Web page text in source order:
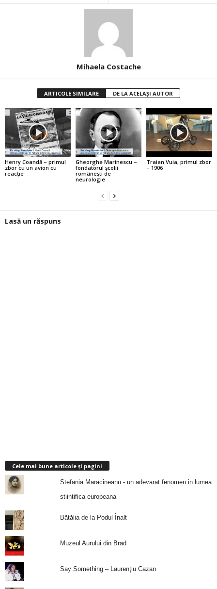
Mihaela Costache
ARTICOLE SIMILARE DE LA ACELAȘI AUTOR
Henry Coandă – primul
zbor cu un avion cu
reacţie
Gheorghe Marinescu –
fondatorul şcolii
româneşti de
neurologie
Traian Vuia, primul zbor
– 1906
Lasă un răspuns
Cele mai bune articole și pagini
Stefania Maracineanu - un adevarat fenomen in lumea
stiintifica europeana
Bătălia de la Podul Înalt
Muzeul Aurului din Brad
Say Something – Laurenţiu Cazan